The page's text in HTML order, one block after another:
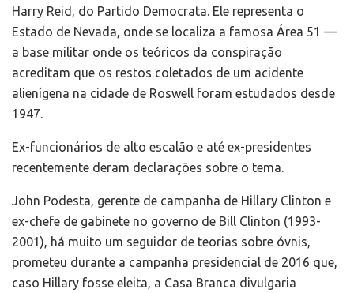
Harry Reid, do Partido Democrata. Ele representa o
Estado de Nevada, onde se localiza a famosa Área 51 —
a base militar onde os teóricos da conspiração
acreditam que os restos coletados de um acidente
alienígena na cidade de Roswell foram estudados desde
1947.
Ex-funcionários de alto escalão e até ex-presidentes
recentemente deram declarações sobre o tema.
John Podesta, gerente de campanha de Hillary Clinton e
ex-chefe de gabinete no governo de Bill Clinton (1993-
2001), há muito um seguidor de teorias sobre óvnis,
prometeu durante a campanha presidencial de 2016 que,
caso Hillary fosse eleita, a Casa Branca divulgaria